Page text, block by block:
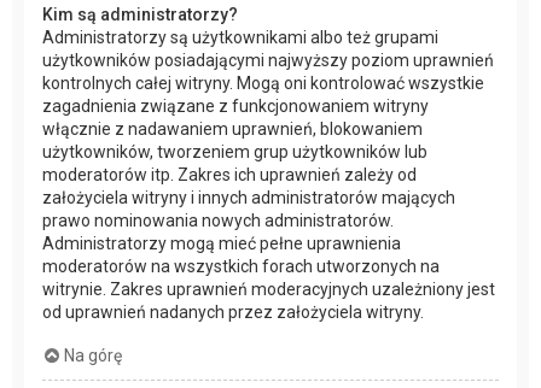
Kim są administratorzy?
Administratorzy są użytkownikami albo też grupami
użytkowników posiadającymi najwyższy poziom uprawnień
kontrolnych całej witryny. Mogą oni kontrolować wszystkie
zagadnienia związane z funkcjonowaniem witryny
włącznie z nadawaniem uprawnień, blokowaniem
użytkowników, tworzeniem grup użytkowników lub
moderatorów itp. Zakres ich uprawnień zależy od
założyciela witryny i innych administratorów mających
prawo nominowania nowych administratorów.
Administratorzy mogą mieć pełne uprawnienia
moderatorów na wszystkich forach utworzonych na
witrynie. Zakres uprawnień moderacyjnych uzależniony jest
od uprawnień nadanych przez założyciela witryny.
Na górę